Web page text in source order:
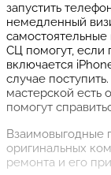
запустить
немедленный
СЦ помогут,
включается
случае
мастерской есть
помогут
Взаимовыгодные
оригинальных
ремонта и его